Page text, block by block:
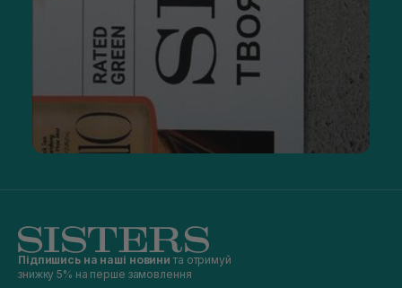
Підпишись на наші новини та отримуй
знижку 5% на перше замовлення